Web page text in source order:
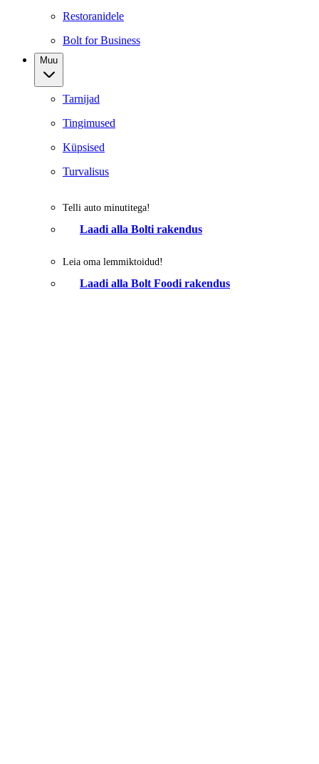
Restoranidele
Bolt for Business
Muu
Tarnijad
Tingimused
Küpsised
Turvalisus
Telli auto minutitega!
Laadi alla Bolti rakendus
Leia oma lemmiktoidud!
Laadi alla Bolt Foodi rakendus